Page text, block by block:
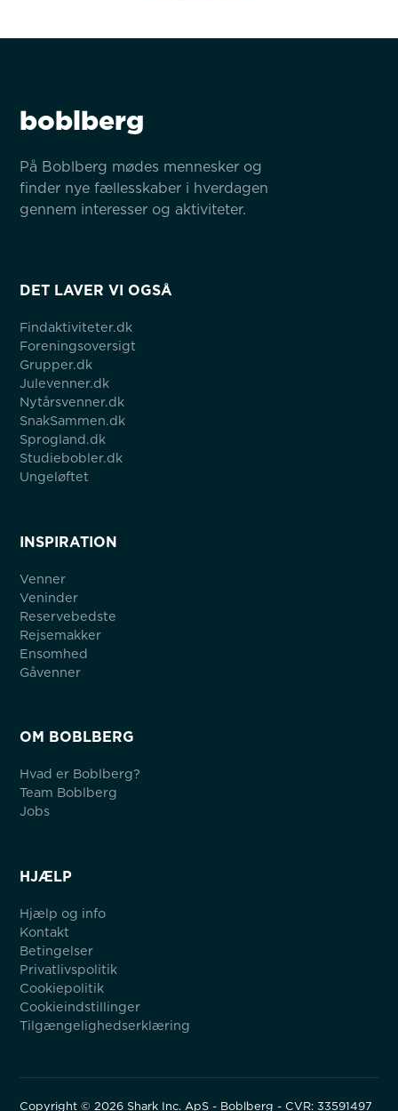
boblberg
På Boblberg mødes mennesker og
finder nye fællesskaber i hverdagen
gennem interesser og aktiviteter.
DET LAVER VI OGSÅ
Findaktiviteter.dk
Foreningsoversigt
Grupper.dk
Julevenner.dk
Nytårsvenner.dk
SnakSammen.dk
Sprogland.dk
Studiebobler.dk
Ungeløftet
INSPIRATION
Venner
Veninder
Reservebedste
Rejsemakker
Ensomhed
Gåvenner
OM BOBLBERG
Hvad er Boblberg?
Team Boblberg
Jobs
HJÆLP
Hjælp og info
Kontakt
Betingelser
Privatlivspolitik
Cookiepolitik
Cookieindstillinger
Tilgængelighedserklæring
Copyright © 2026 Shark Inc. ApS - Boblberg - CVR: 33591497